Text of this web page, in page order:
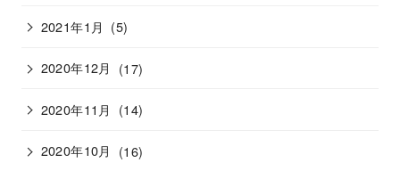
2021年1月 (5)
2020年12月 (17)
2020年11月 (14)
2020年10月 (16)